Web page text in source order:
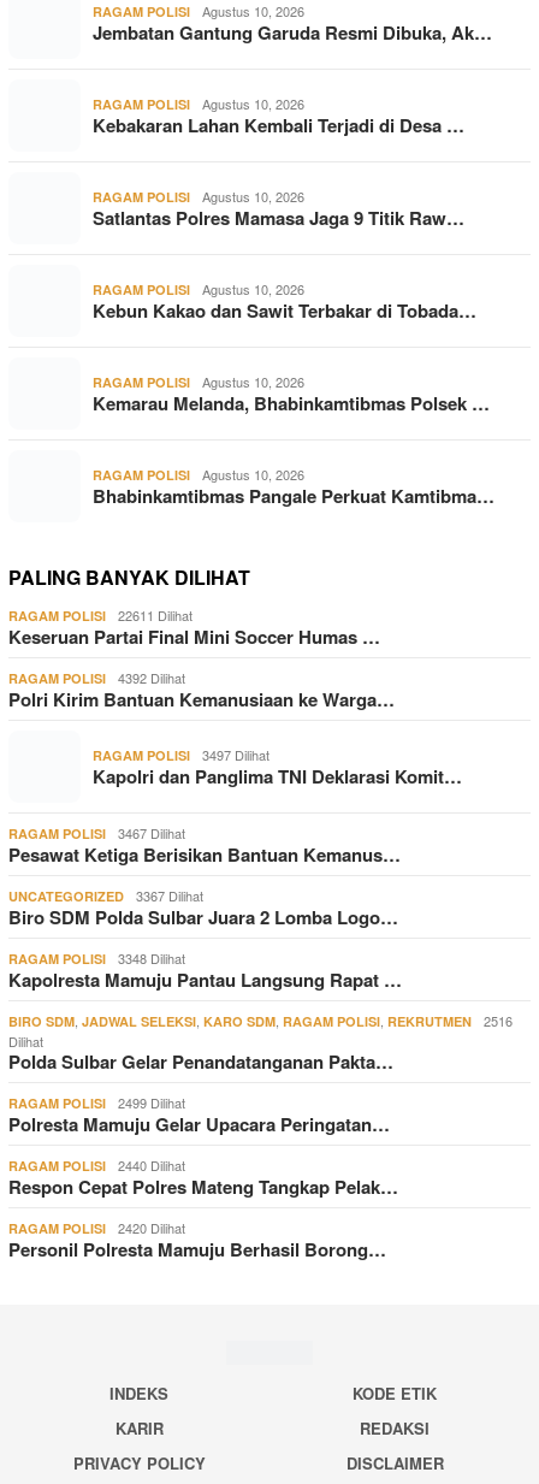
RAGAM POLISI Agustus 10, 2026
Jembatan Gantung Garuda Resmi Dibuka, Ak…
RAGAM POLISI Agustus 10, 2026
Kebakaran Lahan Kembali Terjadi di Desa …
RAGAM POLISI Agustus 10, 2026
Satlantas Polres Mamasa Jaga 9 Titik Raw…
RAGAM POLISI Agustus 10, 2026
Kebun Kakao dan Sawit Terbakar di Tobada…
RAGAM POLISI Agustus 10, 2026
Kemarau Melanda, Bhabinkamtibmas Polsek …
RAGAM POLISI Agustus 10, 2026
Bhabinkamtibmas Pangale Perkuat Kamtibma…
PALING BANYAK DILIHAT
RAGAM POLISI 22611 Dilihat
Keseruan Partai Final Mini Soccer Humas …
RAGAM POLISI 4392 Dilihat
Polri Kirim Bantuan Kemanusiaan ke Warga…
RAGAM POLISI 3497 Dilihat
Kapolri dan Panglima TNI Deklarasi Komit…
RAGAM POLISI 3467 Dilihat
Pesawat Ketiga Berisikan Bantuan Kemanus…
UNCATEGORIZED 3367 Dilihat
Biro SDM Polda Sulbar Juara 2 Lomba Logo…
RAGAM POLISI 3348 Dilihat
Kapolresta Mamuju Pantau Langsung Rapat …
BIRO SDM, JADWAL SELEKSI, KARO SDM, RAGAM POLISI, REKRUTMEN
2516
Dilihat
Polda Sulbar Gelar Penandatanganan Pakta…
RAGAM POLISI 2499 Dilihat
Polresta Mamuju Gelar Upacara Peringatan…
RAGAM POLISI 2440 Dilihat
Respon Cepat Polres Mateng Tangkap Pelak…
RAGAM POLISI 2420 Dilihat
Personil Polresta Mamuju Berhasil Borong…
INDEKS
KODE ETIK
KARIR
REDAKSI
PRIVACY POLICY
DISCLAIMER